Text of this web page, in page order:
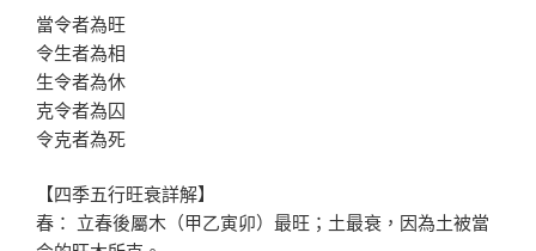
當令者為旺
令生者為相
生令者為休
克令者為囚
令克者為死
【四季五行旺衰詳解】
春： 立春後屬木（甲乙寅卯）最旺；土最衰，因為土被當